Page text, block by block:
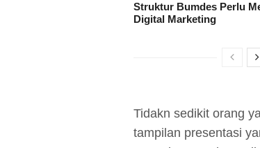
Struktur Bumdes Perlu
Digital Marketing
Tidakn sedikit orang
tampilan presentasi